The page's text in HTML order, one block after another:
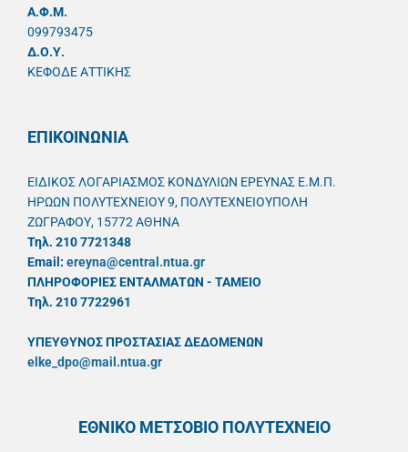
A.Φ.Μ.
099793475
Δ.Ο.Υ.
ΚΕΦΟΔΕ ΑΤΤΙΚΗΣ
ΕΠΙΚΟΙΝΩΝΙΑ
ΕΙΔΙΚΟΣ ΛΟΓΑΡΙΑΣΜΟΣ ΚΟΝΔΥΛΙΩΝ ΕΡΕΥΝΑΣ Ε.Μ.Π.
ΗΡΩΩΝ ΠΟΛΥΤΕΧΝΕΙΟΥ 9, ΠΟΛΥΤΕΧΝΕΙΟΥΠΟΛΗ
ΖΩΓΡΑΦΟΥ, 15772 ΑΘΗΝΑ
Τηλ. 210 7721348
Email: ereyna@central.ntua.gr
ΠΛΗΡΟΦΟΡΙΕΣ ΕΝΤΑΛΜΑΤΩΝ - ΤΑΜΕΙΟ
Τηλ. 210 7722961
ΥΠΕΥΘYΝΟΣ ΠΡΟΣΤΑΣΙΑΣ ΔΕΔΟΜΕΝΩΝ
elke_dpo@mail.ntua.gr
ΕΘΝΙΚΟ ΜΕΤΣΟΒΙΟ ΠΟΛΥΤΕΧΝΕΙΟ